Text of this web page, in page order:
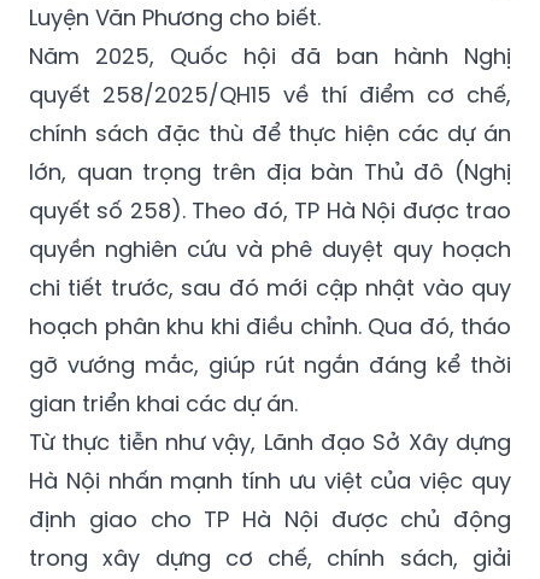
Luyện Văn Phương cho biết.
Năm 2025, Quốc hội đã ban hành Nghị
quyết 258/2025/QH15 về thí điểm cơ chế,
chính sách đặc thù để thực hiện các dự án
lớn, quan trọng trên địa bàn Thủ đô (Nghị
quyết số 258). Theo đó, TP Hà Nội được trao
quyền nghiên cứu và phê duyệt quy hoạch
chi tiết trước, sau đó mới cập nhật vào quy
hoạch phân khu khi điều chỉnh. Qua đó, tháo
gỡ vướng mắc, giúp rút ngắn đáng kể thời
gian triển khai các dự án.
Từ thực tiễn như vậy, Lãnh đạo Sở Xây dựng
Hà Nội nhấn mạnh tính ưu việt của việc quy
định giao cho TP Hà Nội được chủ động
trong xây dựng cơ chế, chính sách, giải